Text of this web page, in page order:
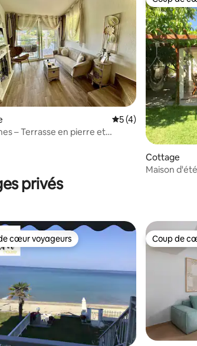
la base de 33 commentaires : 4,88 sur 5
Évaluation moyenne
5 (4)
– Terrasse en pierre et
Coup de
Cottage
Maison
privés
cœur voyageurs
cœur voyageurs Coup de
Coup de